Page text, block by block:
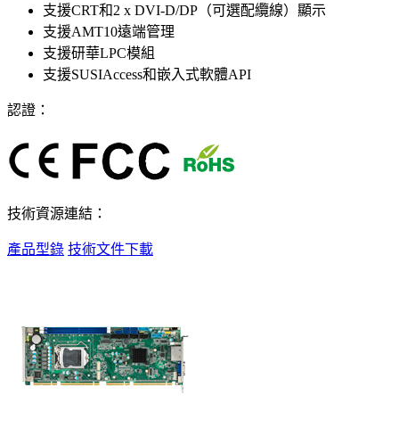
支援CRT和2 x DVI-D/DP（可選配纜線）顯示
支援AMT10遠端管理
支援研華LPC模組
支援SUSIAccess和嵌入式軟體API
認證：
技術資源連結：
產品型錄 技術文件下載